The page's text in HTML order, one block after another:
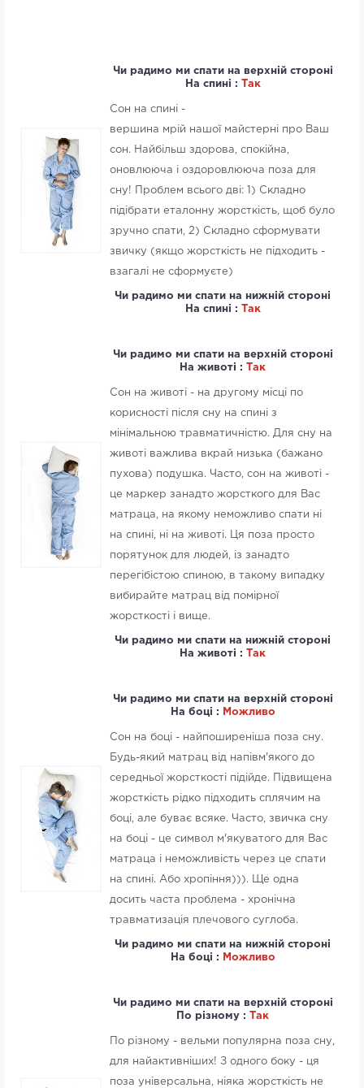
Чи радимо ми спати на верхній стороні
На спині :
Так
Сон на спині -
вершина мрій нашої майстерні про Ваш
сон. Найбільш здорова, спокійна,
оновлююча і оздоровлююча поза для
сну! Проблем всього дві: 1) Складно
підібрати еталонну жорсткість, щоб було
зручно спати, 2) Складно сформувати
звичку (якщо жорсткість не підходить -
взагалі не сформуєте)
Чи радимо ми спати на нижній стороні
На спині :
Так
Чи радимо ми спати на верхній стороні
На животі :
Так
Сон на животі - на другому місці по
корисності після сну на спині з
мінімальною травматичністю. Для сну на
животі важлива вкрай низька (бажано
пухова) подушка. Часто, сон на животі -
це маркер занадто жорсткого для Вас
матраца, на якому неможливо спати ні
на спині, ні на животі. Ця поза просто
порятунок для людей, із занадто
перегібістою спиною, в такому випадку
вибирайте матрац від помірної
жорсткості і вище.
Чи радимо ми спати на нижній стороні
На животі :
Так
Чи радимо ми спати на верхній стороні
На боці :
Можливо
Сон на боці - найпоширеніша поза сну.
Будь-який матрац від напівм'якого до
середньої жорсткості підійде. Підвищена
жорсткість рідко підходить сплячим на
боці, але буває всяке. Часто, звичка сну
на боці - це символ м'якуватого для Вас
матраца і неможливість через це спати
на спині. Або хропіння))). Ще одна
досить часта проблема - хронічна
травматизація плечового суглоба.
Чи радимо ми спати на нижній стороні
На боці :
Можливо
Чи радимо ми спати на верхній стороні
По різному :
Так
По різному - вельми популярна поза сну,
для найактивніших! З одного боку - ця
поза універсальна, ніяка жорсткість не